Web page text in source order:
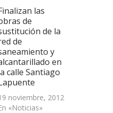
en
una
ventana
nueva)
las
de
de la
de
y
en
calle Santiago
noviembre, 2012
«Noticias»